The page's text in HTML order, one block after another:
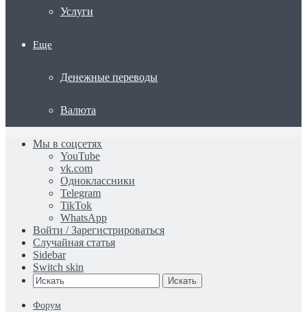
Услуги
Еще
Денежные переводы
Валюта
Мы в соцсетях
YouTube
vk.com
Одноклассники
Telegram
TikTok
WhatsApp
Войти / Зарегистрироваться
Случайная статья
Sidebar
Switch skin
Искать
Форум